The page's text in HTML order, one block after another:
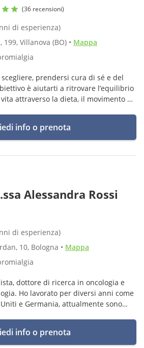
(36 recensioni)
di esperienza)
Villanova (BO) • Mappa
prendersi cura di sé e del
a ritrovare l’equilibrio
attraverso la dieta, il movimento e
info o prenota
Alessandra Rossi
di esperienza)
10, Bologna • Mappa
dottore di ricerca in oncologia e
Ho lavorato per diversi anni come
e Germania, attualmente sono
info o prenota